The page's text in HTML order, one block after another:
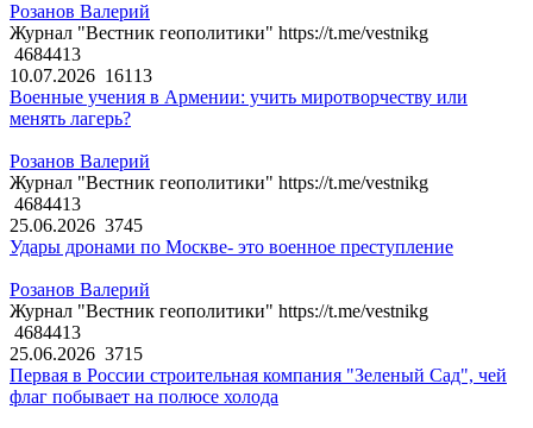
Розанов Валерий
Журнал "Вестник геополитики" https://t.me/vestnikg
4684413
10.07.2026 16113
Военные учения в Армении: учить миротворчеству или
менять лагерь?
Розанов Валерий
Журнал "Вестник геополитики" https://t.me/vestnikg
4684413
25.06.2026 3745
Удары дронами по Москве- это военное преступление
Розанов Валерий
Журнал "Вестник геополитики" https://t.me/vestnikg
4684413
25.06.2026 3715
Первая в России строительная компания "Зеленый Сад", чей
флаг побывает на полюсе холода